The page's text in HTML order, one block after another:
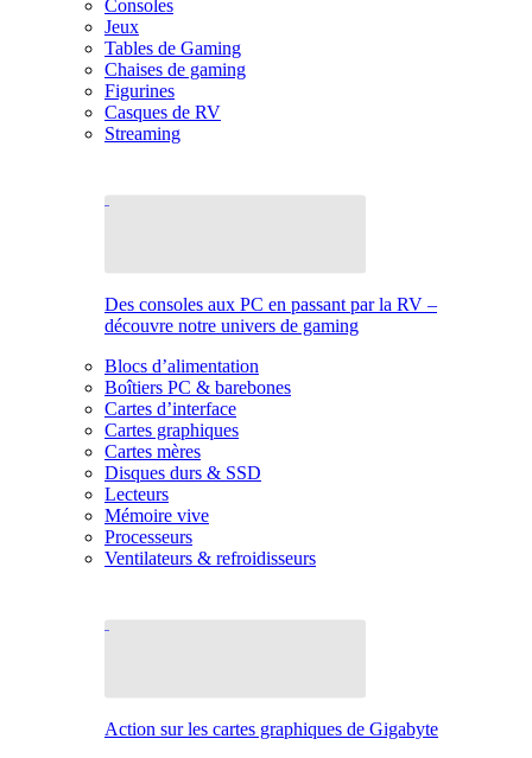
Consoles
Jeux
Tables de Gaming
Chaises de gaming
Figurines
Casques de RV
Streaming
Des consoles aux PC en passant par la RV –
découvre notre univers de gaming
Blocs d’alimentation
Boîtiers PC & barebones
Cartes d’interface
Cartes graphiques
Cartes mères
Disques durs & SSD
Lecteurs
Mémoire vive
Processeurs
Ventilateurs & refroidisseurs
Action sur les cartes graphiques de Gigabyte